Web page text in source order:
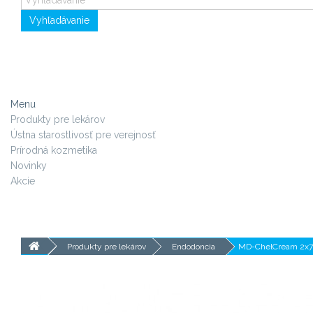
Vyhľadávanie
Menu
Produkty pre lekárov
Ústna starostlivosť pre verejnosť
Prírodná kozmetika
Novinky
Akcie
Produkty pre lekárov Endodoncia MD-ChelCream